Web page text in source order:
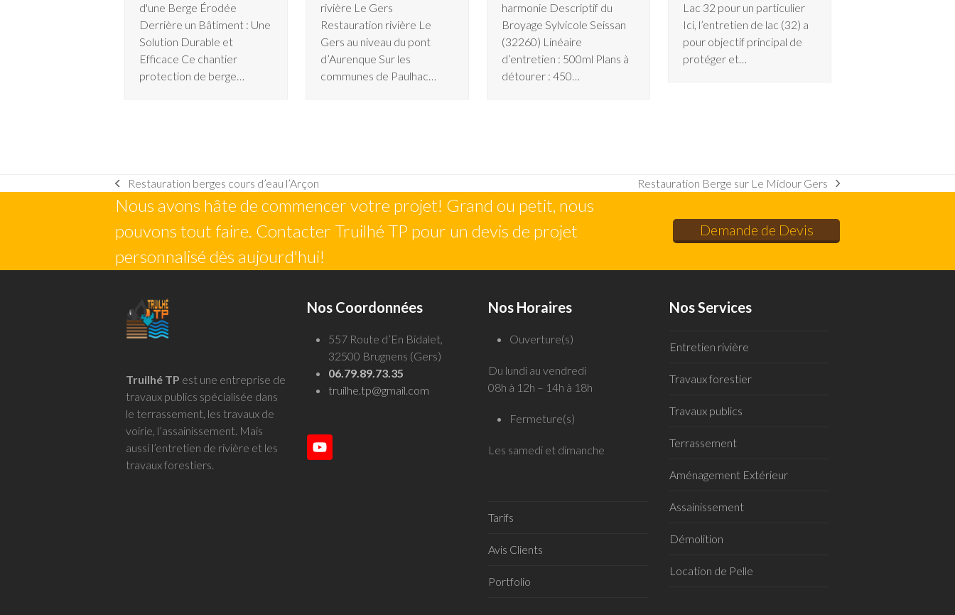
d'une Berge Érodée
Derrière un Bâtiment : Une
Solution Durable et
Efficace Ce chantier
protection de berge…
rivière Le Gers
Restauration rivière Le
Gers au niveau du pont
d’Aurenque Sur les
communes de Paulhac…
harmonie Descriptif du
Broyage Sylvicole Seissan
(32260) Linéaire
d’entretien : 500ml Plans à
détourer : 450…
Lac 32 pour un particulier
Ici, l’entretien de lac (32) a
pour objectif principal de
protéger et…
previous
post:
Restauration berges cours d’eau l’Arçon
next
Restauration Berge sur Le Midour Gers
Nous avons hâte de commencer votre projet! Grand ou petit, nous
pouvons tout faire. Contacter Truilhé TP pour un devis de projet
personnalisé dès aujourd'hui!
Demande de Devis
Truilhé TP est une entreprise de
travaux publics spécialisée dans
le terrassement, les travaux de
voirie, l’assainissement. Mais
aussi l’entretien de rivière et les
travaux forestiers.
Nos Coordonnées
557 Route d’En Bidalet,
32500 Brugnens (Gers)
06.79.89.73.35
truilhe.tp@gmail.com
YouTube
Nos Horaires
Ouverture(s)
Du lundi au vendredi
08h à 12h – 14h à 18h
Fermeture(s)
Les samedi et dimanche
Tarifs
Avis Clients
Portfolio
Nos Services
Entretien rivière
Travaux forestier
Travaux publics
Terrassement
Aménagement Extérieur
Assainissement
Démolition
Location de Pelle